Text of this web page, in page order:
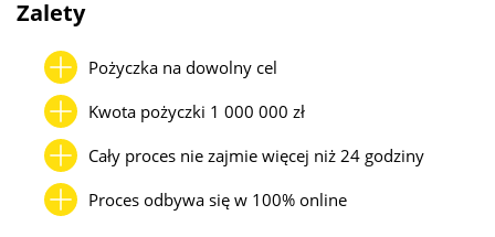
finansowania nawet na kwoty powyżej 1 mln zł, szczególnie w
towaru).
Warto jednak pamiętać, że im wyższa kwota, tym większe
wymagania dotyczące dokumentów (np. KPiR, deklaracje VAT,
wyciągi bankowe), a także konieczność posiadania stażu
działalności – zwykle min. 6–12 miesięcy. W przypadku
młodszych firm lub słabej historii finansowej limity będą niższe, a
Zalety
Pożyczka na dowolny cel
Kwota pożyczki 1 000 000 zł
Cały proces nie zajmie więcej niż 24 godziny
Proces odbywa się w 100% online